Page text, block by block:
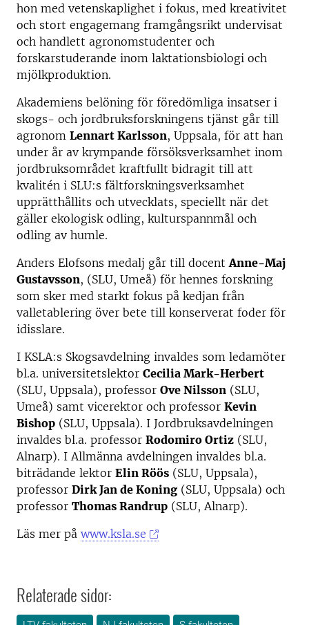
hon med vetenskaplighet i fokus, med kreativitet
och stort engagemang framgångsrikt undervisat
och handlett agronomstudenter och
forskarstuderande inom laktationsbiologi och
mjölkproduktion.
Akademiens belöning för föredömliga insatser i
skogs- och jordbruksforskningens tjänst går till
agronom Lennart Karlsson, Uppsala, för att han
under år av krympande försöksverksamhet inom
jordbruksområdet kraftfullt bidragit till att
kvalitén i SLU:s fältforskningsverksamhet
upprätthållits och utvecklats, speciellt när det
gäller ekologisk odling, kulturspannmål och
odling av humle.
Anders Elofsons medalj går till docentAnne-Maj
Gustavsson, (SLU, Umeå) för hennes forskning
som sker med starkt fokus på kedjan från
valletablering över bete till konserverat foder för
idisslare.
I KSLA:s Skogsavdelning invaldes som ledamöter
bl.a. universitetslektor Cecilia Mark-Herbert
(SLU, Uppsala), professor Ove Nilsson (SLU,
Umeå) samt vicerektor och professor Kevin
Bishop (SLU, Uppsala). I Jordbruksavdelningen
invaldes bl.a. professor Rodomiro Ortiz (SLU,
Alnarp). I Allmänna avdelningen invaldes bl.a.
biträdande lektor Elin Röös (SLU, Uppsala),
professor Dirk Jan de Koning (SLU, Uppsala) och
professor Thomas Randrup (SLU, Alnarp).
Läs mer på www.ksla.se
Relaterade sidor: